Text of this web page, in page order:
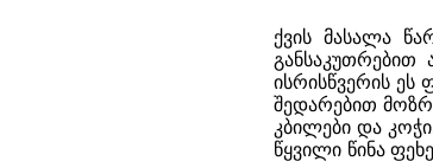
ქვის მასალა
განსაკუთრებით
ისრისწვერის
შედარებით
კბილები და
წყვილი წინა